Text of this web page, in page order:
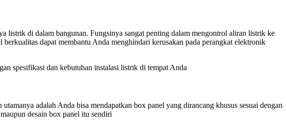
listrik di dalam bangunan. Fungsinya sangat penting dalam mengontrol aliran listrik ke
dapat membantu Anda menghindari kerusakan pada perangkat elektronik
spesifikasi dan kebutuhan instalasi listrik di tempat Anda
adalah Anda bisa mendapatkan box panel yang dirancang khusus sesuai dengan
desain box panel itu sendiri